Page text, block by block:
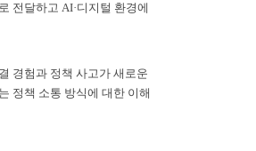
전달하고 AI·디지털 환경에
경험과 정책 사고가 새로운
정책 소통 방식에 대한 이해